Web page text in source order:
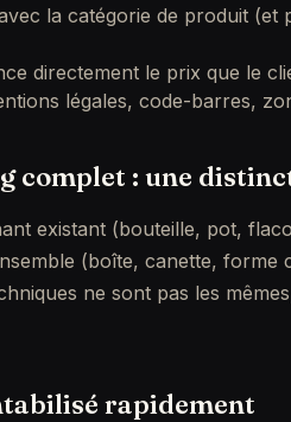
la catégorie de produit
directement le prix que le
légales, code-barres,
complet : une
existant (bouteille, pot,
(boîte, canette, forme
ne sont pas les
rapidement